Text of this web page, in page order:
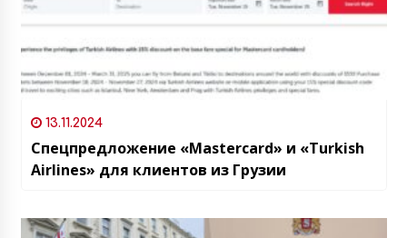
13.11.2024
Спецпредложение «Mastercard» и «Turkish
Airlines» для клиентов из Грузии